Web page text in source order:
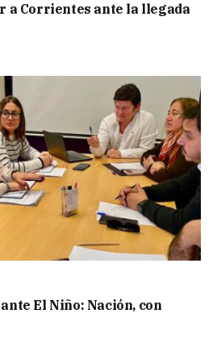
a Corrientes ante la llegada
El Niño: Nación, con